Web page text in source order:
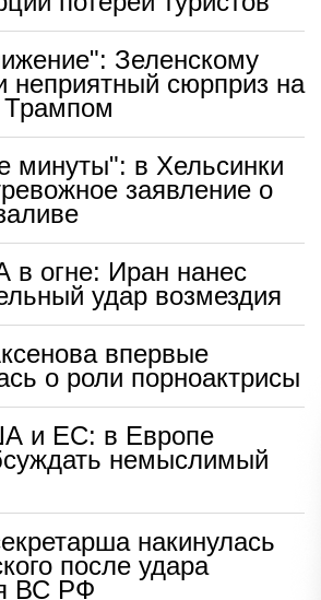
Зеленскому
неприятный сюрприз на
Трампом
минуты": в Хельсинки
заявление о
огне: Иран нанес
удар возмездия
впервые
о роли порноактрисы
и ЕС: в Европе
немыслимый
накинулась
после удара
ВС РФ